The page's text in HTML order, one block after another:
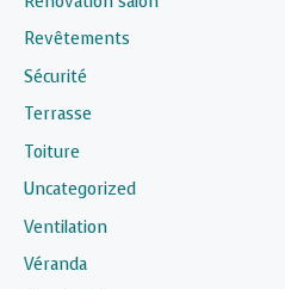
Revêtements
Sécurité
Terrasse
Toiture
Uncategorized
Ventilation
Véranda